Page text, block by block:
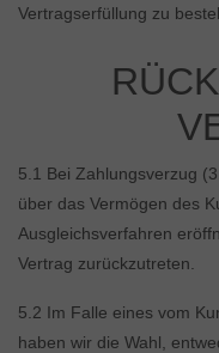
Vertragserfüllung zu
5.1 Bei Zahlungsverzug
über das Vermögen des
Ausgleichsverfahren
Vertrag zurückzutreten.
5.2 Im Falle eines vom
haben wir die Wahl,